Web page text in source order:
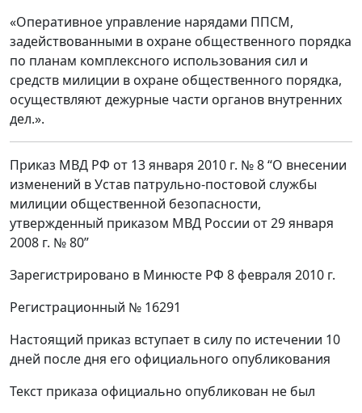
«Оперативное управление нарядами ППСМ,
задействованными в охране общественного порядка
по планам комплексного использования сил и
средств милиции в охране общественного порядка,
осуществляют дежурные части органов внутренних
дел.».
Приказ МВД РФ от 13 января 2010 г. № 8 “О внесении
изменений в Устав патрульно-постовой службы
милиции общественной безопасности,
утвержденный приказом МВД России от 29 января
2008 г. № 80”
Зарегистрировано в Минюсте РФ 8 февраля 2010 г.
Регистрационный № 16291
Настоящий приказ вступает в силу по истечении 10
дней после дня его официального опубликования
Текст приказа официально опубликован не был